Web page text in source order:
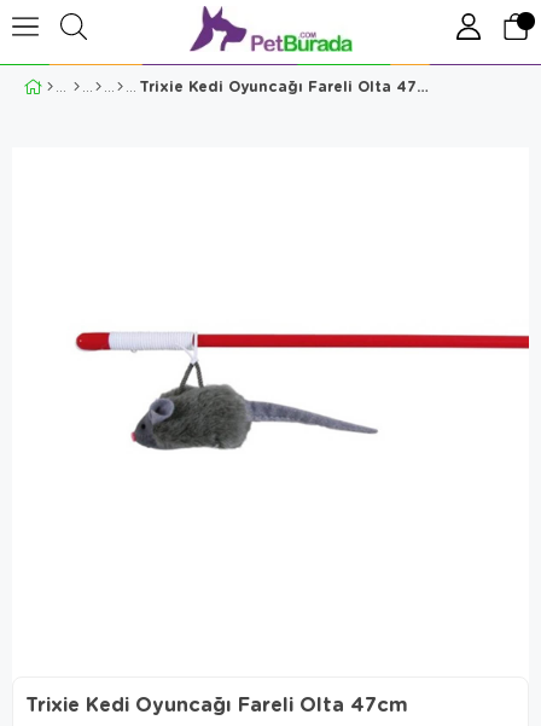
Trixie Kedi Oyuncağı Fareli Olta 47cm
Trixie Kedi Oyuncağı Fareli Olta 47cm